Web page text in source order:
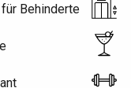
Behinderte